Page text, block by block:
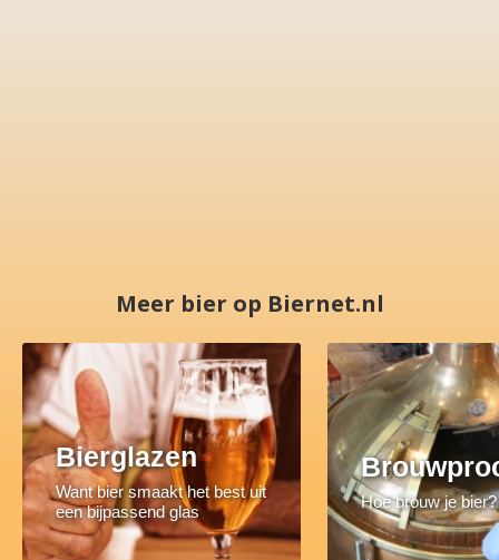
Meer bier op Biernet.nl
Bierglazen
Want bier smaakt het best uit
een bijpassend glas
Hoe brouw je bier?